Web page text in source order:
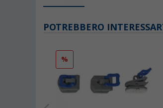
POTREBBERO
%